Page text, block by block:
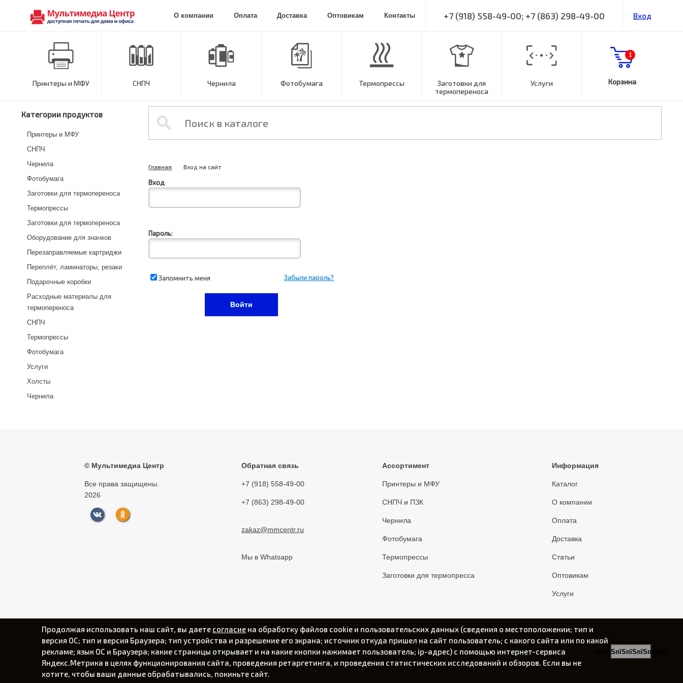
О компании Оплата Доставка Оптовикам Контакты +7 (918) 558-49-00; +7 (863) 298-49-00 Вход
Принтеры и МФУ СНПЧ Чернила Фотобумага Термопрессы
Заготовки для
термопереноса
Услуги Корзина
1
Категории продуктов
Принтеры и МФУ
СНПЧ
Чернила
Фотобумага
Заготовки для термопереноса
Термопрессы
Заготовки для термопереноса
Оборудование для значков
Перезаправляемые картриджи
Переплёт, ламинаторы, резаки
Подарочные коробки
Расходные материалы для
термопереноса
СНПЧ
Термопрессы
Фотобумага
Услуги
Холсты
Чернила
Главная Вход на сайт
Вход
Пароль:
Запомнить меня Забыли пароль?
© Мультимедиа Центр
Все права защищены.
2026
Обратная связь
+7 (918) 558-49-00
+7 (863) 298-49-00
zakaz@mmcentr.ru
Мы в Whatsapp
Ассортимент
Принтеры и МФУ
СНПЧ и ПЗК
Чернила
Фотобумага
Термопрессы
Заготовки для термопресса
Информация
Каталог
О компании
Оплата
Доставка
Статьи
Оптовикам
Услуги
Продолжая использовать наш сайт, вы даете согласие на обработку файлов cookie и пользовательских данных (сведения о местоположении; тип и
версия ОС; тип и версия Браузера; тип устройства и разрешение его экрана; источник откуда пришел на сайт пользователь; с какого сайта или по какой
рекламе; язык ОС и Браузера; какие страницы открывает и на какие кнопки нажимает пользователь; ip-адрес) с помощью интернет-сервиса
Яндекс.Метрика в целях функционирования сайта, проведения ретаргетинга, и проведения статистических исследований и обзоров. Если вы не
хотите, чтобы ваши данные обрабатывались, покиньте сайт.
пїЅпїЅпїЅпїЅпїЅпїЅпїЅ
Политика конфиденциальности